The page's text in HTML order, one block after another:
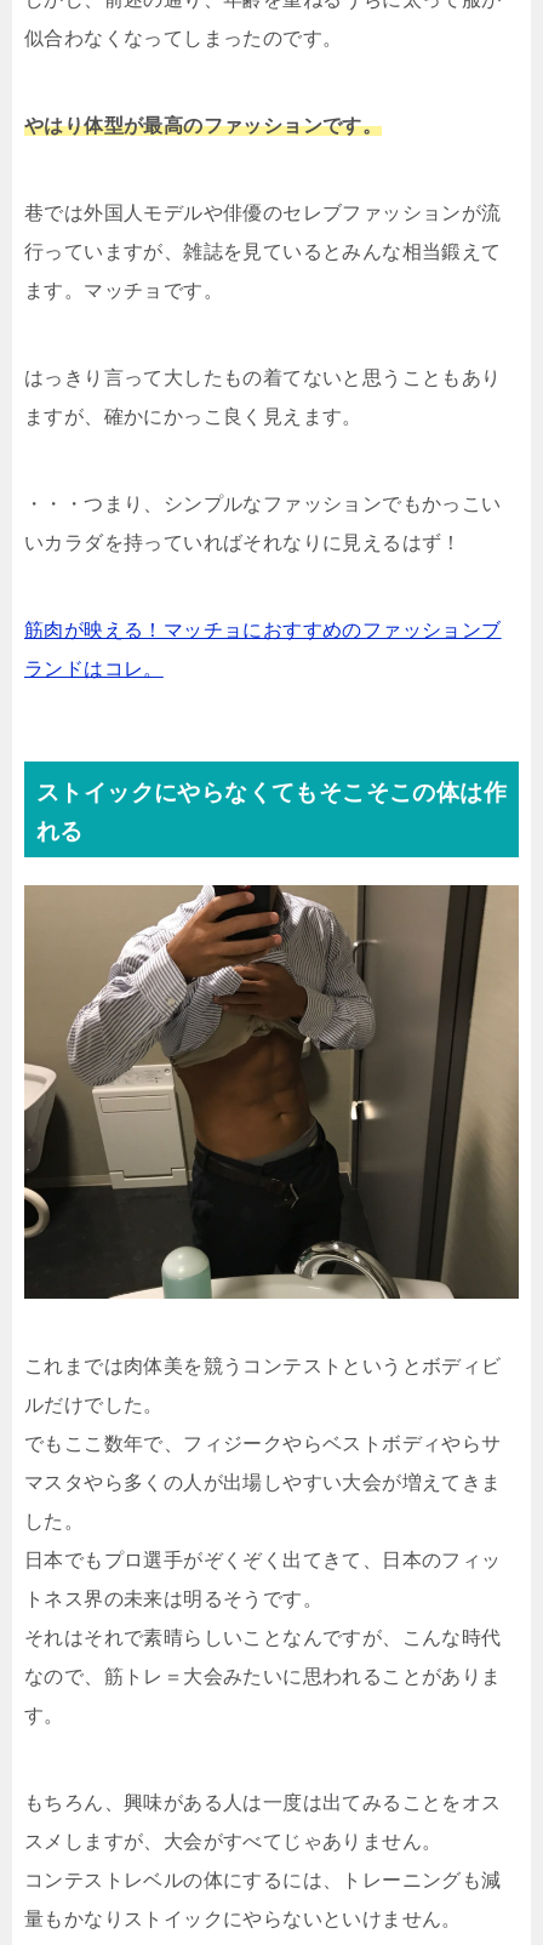
似合わなくなってしまったのです。
やはり体型が最高のファッションです。
巷では外国人モデルや俳優のセレブファッションが流
行っていますが、雑誌を見ているとみんな相当鍛えて
ます。マッチョです。
はっきり言って大したもの着てないと思うこともあり
ますが、確かにかっこ良く見えます。
・・・つまり、シンプルなファッションでもかっこい
いカラダを持っていればそれなりに見えるはず！
筋肉が映える！マッチョにおすすめのファッションブ
ランドはコレ。
ストイックにやらなくてもそこそこの体は作
れる
これまでは肉体美を競うコンテストというとボディビ
ルだけでした。
でもここ数年で、フィジークやらベストボディやらサ
マスタやら多くの人が出場しやすい大会が増えてきま
した。
日本でもプロ選手がぞくぞく出てきて、日本のフィッ
トネス界の未来は明るそうです。
それはそれで素晴らしいことなんですが、こんな時代
なので、筋トレ＝大会みたいに思われることがありま
す。
もちろん、興味がある人は一度は出てみることをオス
スメしますが、大会がすべてじゃありません。
コンテストレベルの体にするには、トレーニングも減
量もかなりストイックにやらないといけません。